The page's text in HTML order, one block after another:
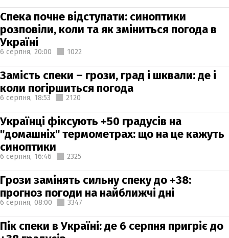
Спека почне відступати: синоптики
розповіли, коли та як зміниться погода в
Україні
6 серпня, 20:00 1022
Замість спеки – грози, град і шквали: де і
коли погіршиться погода
6 серпня, 18:53 2120
Українці фіксують +50 градусів на
"домашніх" термометрах: що на це кажуть
синоптики
6 серпня, 16:46 2325
Грози замінять сильну спеку до +38:
прогноз погоди на найближчі дні
6 серпня, 08:00 3347
Пік спеки в Україні: де 6 серпня пригріє до